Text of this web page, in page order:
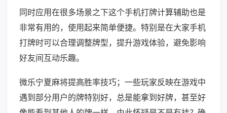
同时应用在很多场景之下这个手机打牌计算辅助也是
非常有用的，使用起来简单便捷。特别是在大家手机
打牌时可以合理调整牌型，提升游戏体验，避免影响
好友间互动乐趣。
微乐宁夏麻将提高胜率技巧；一些玩家反映在游戏中
遇到部分用户的牌特别好，总是能拿到好牌，甚至好